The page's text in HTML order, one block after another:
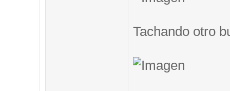
Tachando otro